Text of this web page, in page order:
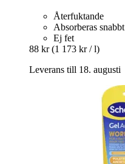
Återfuktande
Absorberas snabbt
Ej fet
88 kr (1 173 kr / l)
Leverans till 18. augusti